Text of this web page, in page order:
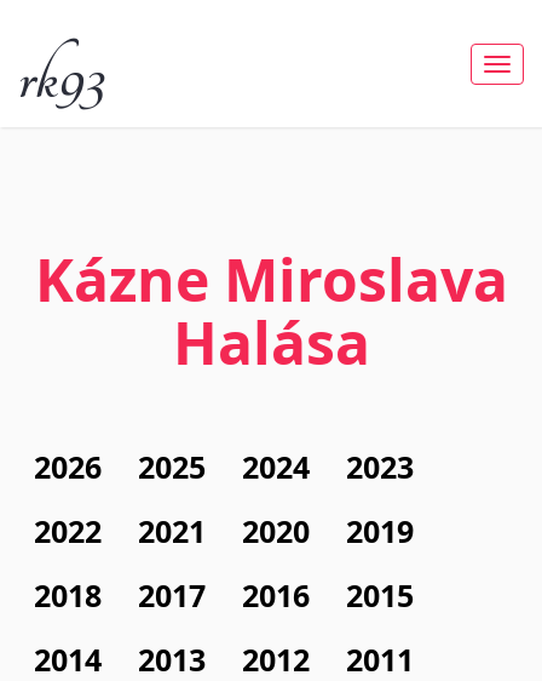
rk93
Kázne Miroslava
Halása
2026 2025 2024
2023
2022
2021 2020
2019
2018
2017 2016
2015
2014
2013 2012
2011